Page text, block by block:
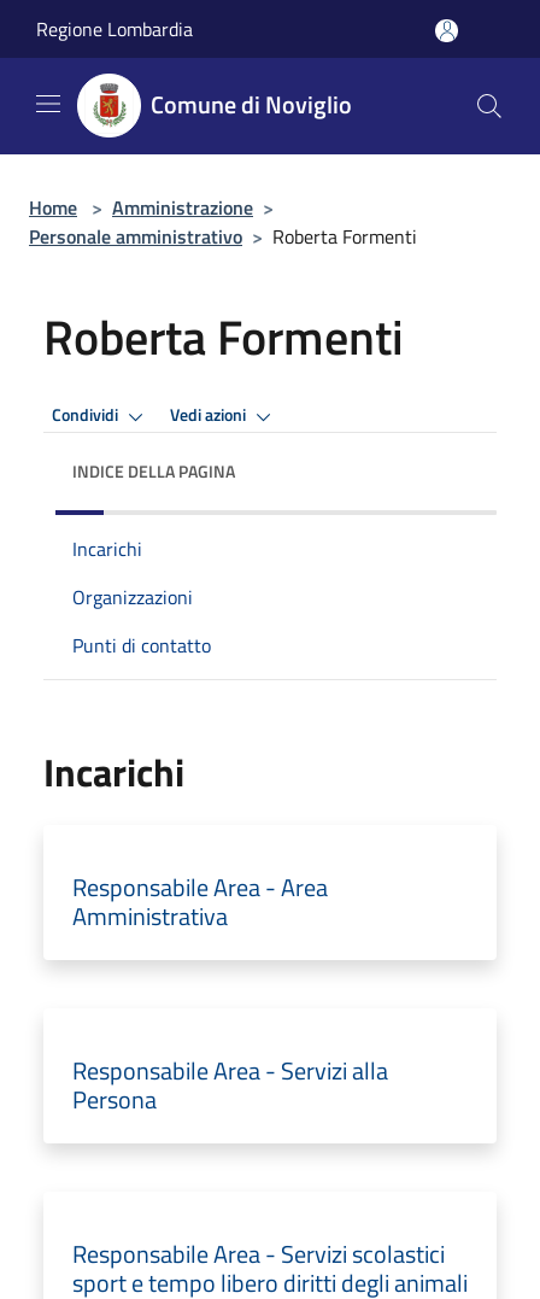
Regione Lombardia
Comune di Noviglio
Home > Amministrazione >
Personale amministrativo > Roberta Formenti
Roberta Formenti
Condividi Vedi azioni
INDICE DELLA PAGINA
Incarichi
Organizzazioni
Punti di contatto
Incarichi
Responsabile Area - Area
Amministrativa
Responsabile Area - Servizi alla
Persona
Responsabile Area - Servizi scolastici
sport e tempo libero diritti degli animali